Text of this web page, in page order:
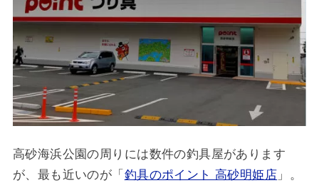
高砂海浜公園の周りには数件の釣具屋があります
が、最も近いのが「 釣具のポイント 高砂明姫店 」。